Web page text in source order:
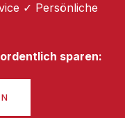
✓ Persönliche
sparen: